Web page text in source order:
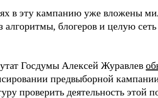
в эту кампанию уже вложены
алгоритмы, блогеров и целую
Госдумы Алексей Журавлев
предвыборной
проверить деятельность этой